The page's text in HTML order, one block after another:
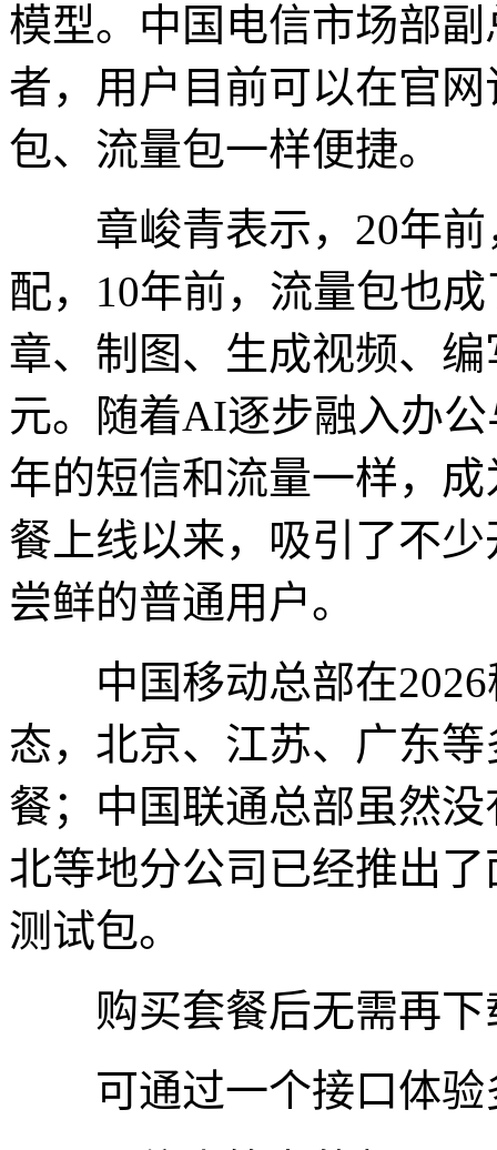
模型。中国电信市场部
者，用户目前可以在官
包、流量包一样便捷。
章峻青表示，20年前
配，10年前，流量包也
章、制图、生成视频、
元。随着AI逐步融入办
年的短信和流量一样，
餐上线以来，吸引了不
尝鲜的普通用户。
中国移动总部在2026
态，北京、江苏、广东
餐；中国联通总部虽然
北等地分公司已经推出
测试包。
购买套餐后无需再下
可通过一个接口体验